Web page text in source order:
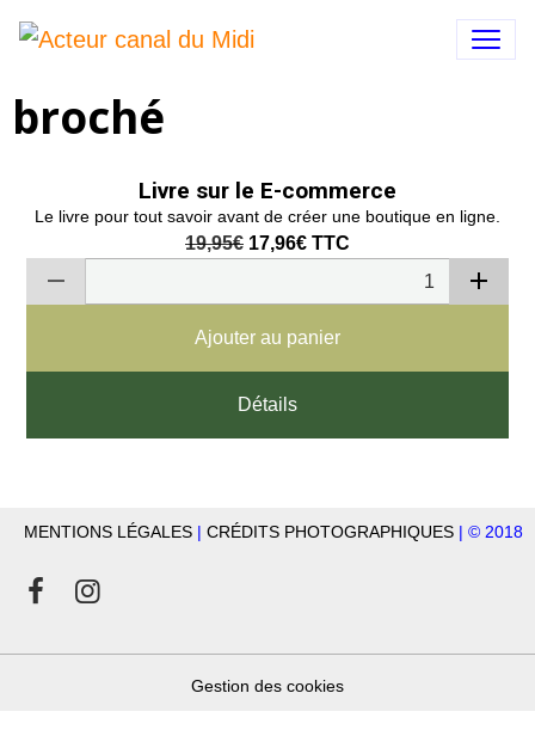
broché
Livre sur le E-commerce
Le livre pour tout savoir avant de créer une boutique en ligne.
19,95€ 17,96€ TTC
Ajouter au panier
Détails
MENTIONS LÉGALES | CRÉDITS PHOTOGRAPHIQUES | © 2018
Gestion des cookies